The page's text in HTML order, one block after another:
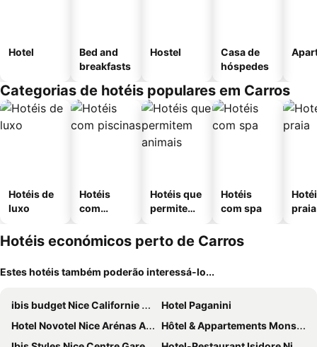
Hotel
Bed and
breakfasts
Hostel
Casa de
hóspedes
Categorias de hotéis populares em Carros
Hotéis de
luxo
Hotéis
com
Hotéis que
permitem
Hotéis
com spa
praia
Hotéis económicos perto de Carros
Estes hotéis também poderão interessá-lo...
ibis budget Nice Californie Lenval
Hotel Paganini
Hotel Novotel Nice Arénas Aéroport
Hôtel & Appartements Monsigny